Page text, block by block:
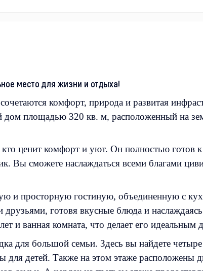
место для жизни и отдыха!
комфорт, природа и развитая
дом площадью 320 кв. м, расположенный на
кто ценит комфорт и уют. Он полностью
Вы сможете наслаждаться всеми благами
и просторную гостиную, объединенную с
друзьями, готовя вкусные блюда и
и ванная комната, что делает его
для большой семьи. Здесь вы найдете
для детей. Также на этом этаже расположены